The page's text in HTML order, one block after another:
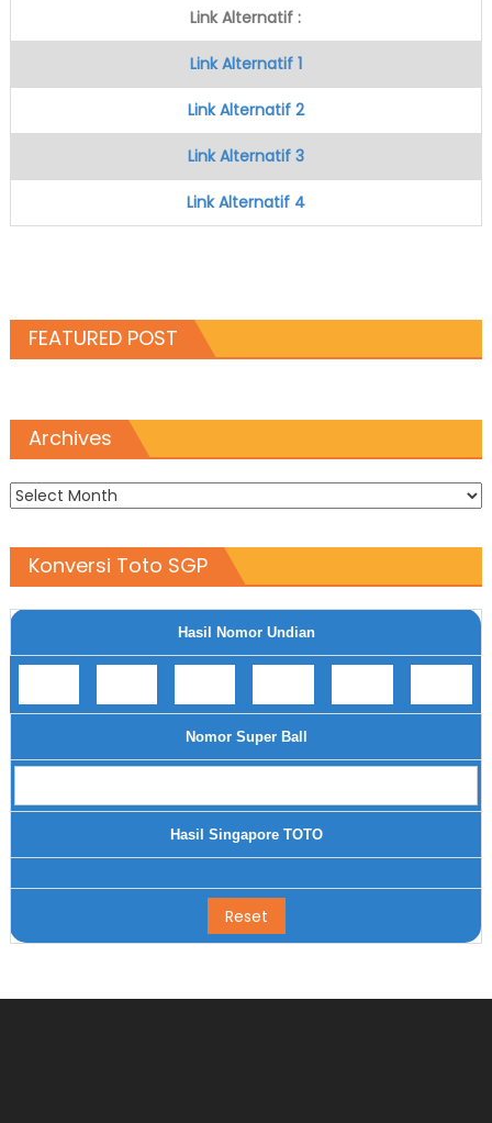
Link Alternatif :
Link Alternatif 1
Link Alternatif 2
Link Alternatif 3
Link Alternatif 4
FEATURED POST
Archives
Archives
Konversi Toto SGP
Hasil Nomor Undian
Nomor Super Ball
Hasil Singapore TOTO